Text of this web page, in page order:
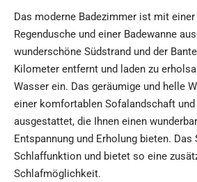
Das moderne Badezimmer ist mit
Regendusche und einer Badewanne
wunderschöne Südstrand und der
Kilometer entfernt und laden zu
Wasser ein. Das geräumige und helle
einer komfortablen Sofalandschaft
ausgestattet, die Ihnen einen
Entspannung und Erholung bieten.
Schlaffunktion und bietet so eine
Schlafmöglichkeit.